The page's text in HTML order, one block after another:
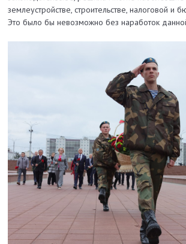
землеустройстве, строительстве, налоговой и
Это было бы невозможно без наработок